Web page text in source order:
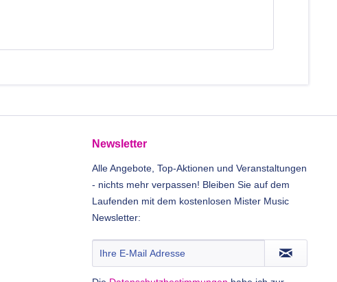
Newsletter
Alle Angebote, Top-Aktionen und Veranstaltungen
- nichts mehr verpassen! Bleiben Sie auf dem
Laufenden mit dem kostenlosen Mister Music
Newsletter: